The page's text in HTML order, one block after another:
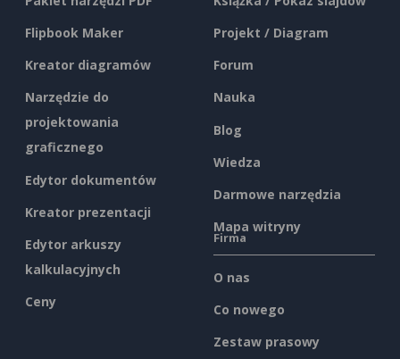
Flipbook Maker
Kreator diagramów
Narzędzie do
projektowania
graficznego
Edytor dokumentów
Kreator prezentacji
Edytor arkuszy
kalkulacyjnych
Ceny
Projekt / Diagram
Forum
Nauka
Blog
Wiedza
Darmowe narzędzia
Mapa witryny
Firma
O nas
Co nowego
Zestaw prasowy